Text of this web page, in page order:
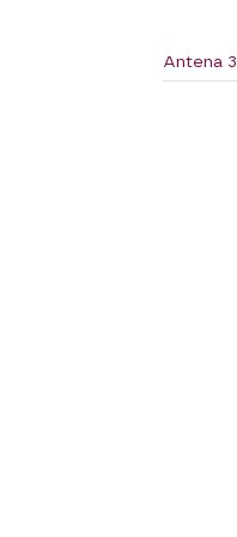
Antena 3